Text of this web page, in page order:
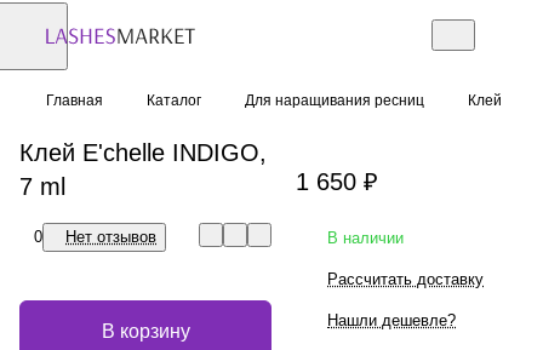
Главная Каталог Для наращивания ресниц Клей
Клей E'chelle INDIGO,
7 ml
0 Нет отзывов
В корзину
1 650 ₽
В наличии
Рассчитать доставку
Нашли дешевле?